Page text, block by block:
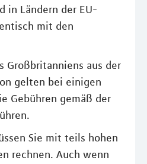
in Ländern der EU-
mit den
Großbritanniens aus der
gelten bei einigen
Gebühren gemäß der
Sie mit teils hohen
rechnen. Auch wenn